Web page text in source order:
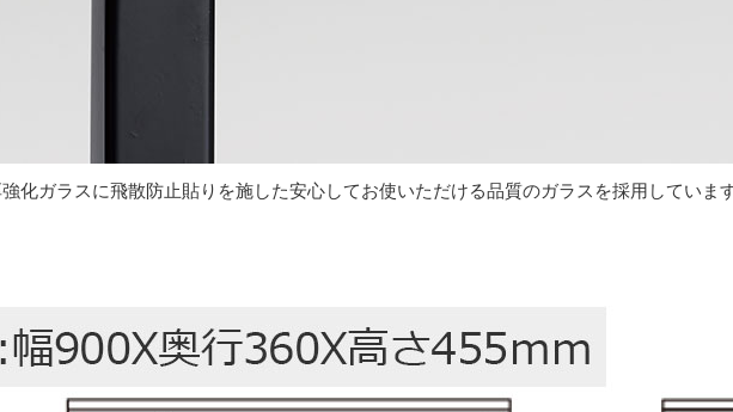
化ガラスに飛散防止貼りを施した安心してお使いただける品質のガラスを採用していま